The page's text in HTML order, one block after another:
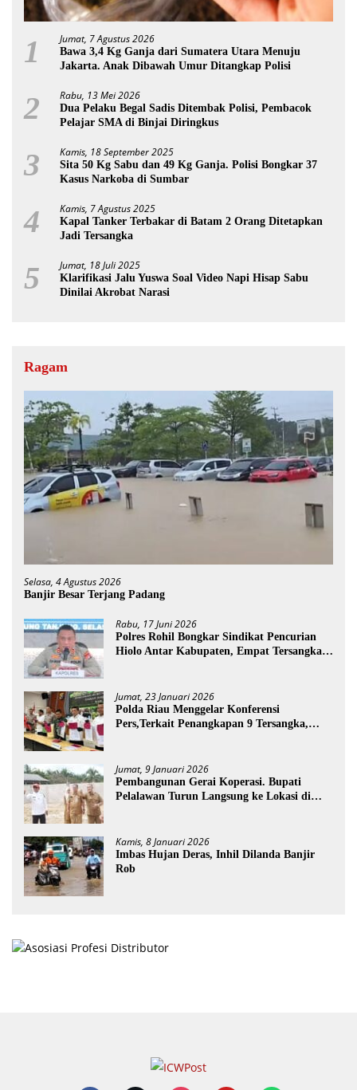
1 Jumat, 7 Agustus 2026
Bawa 3,4 Kg Ganja dari Sumatera Utara Menuju
Jakarta. Anak Dibawah Umur Ditangkap Polisi
2 Rabu, 13 Mei 2026
Dua Pelaku Begal Sadis Ditembak Polisi, Pembacok
Pelajar SMA di Binjai Diringkus
3 Kamis, 18 September 2025
Sita 50 Kg Sabu dan 49 Kg Ganja. Polisi Bongkar 37
Kasus Narkoba di Sumbar
4 Kamis, 7 Agustus 2025
Kapal Tanker Terbakar di Batam 2 Orang Ditetapkan
Jadi Tersangka
5 Jumat, 18 Juli 2025
Klarifikasi Jalu Yuswa Soal Video Napi Hisap Sabu
Dinilai Akrobat Narasi
Ragam
Selasa, 4 Agustus 2026
Banjir Besar Terjang Padang
Rabu, 17 Juni 2026
Polres Rohil Bongkar Sindikat Pencurian
Hiolo Antar Kabupaten, Empat Tersangka
Jumat, 23 Januari 2026
Polda Riau Menggelar Konferensi
Pers,Terkait Penangkapan 9 Tersangka,
Jumat, 9 Januari 2026
Pembangunan Gerai Koperasi. Bupati
Pelalawan Turun Langsung ke Lokasi di
Kamis, 8 Januari 2026
Imbas Hujan Deras, Inhil Dilanda Banjir
Rob